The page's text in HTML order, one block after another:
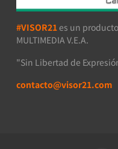
#VISOR21 es un
MULTIMEDIA V.E.A.
"Sin Libertad de
contacto@visor21.com